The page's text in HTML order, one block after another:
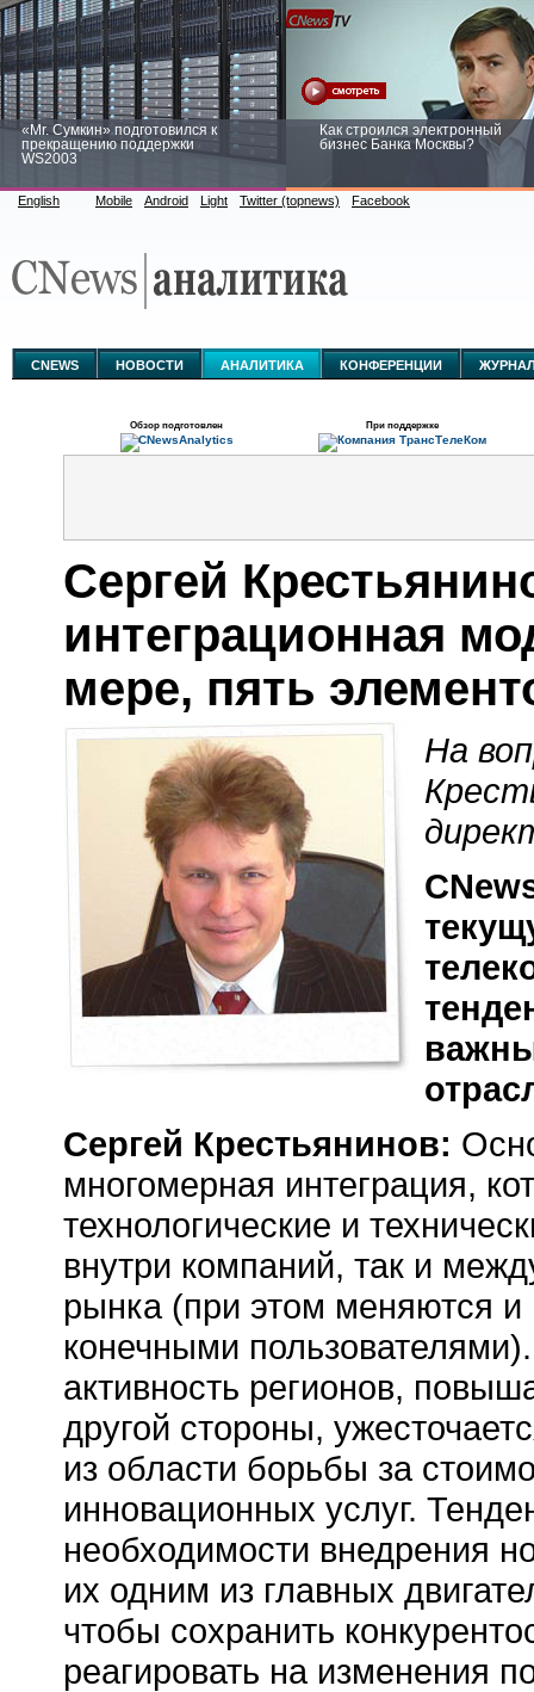
«Mr. Сумкин» подготовился к
прекращению поддержки
WS2003
Как строился электронный
бизнес Банка Москвы?
аналитике
English Mobile Android Light Twitter (topnews) Facebook
CNEWS НОВОСТИ АНАЛИТИКА КОНФЕРЕНЦИИ
Обзор подготовлен При поддержке
Сергей
интеграционная
мере, пять
На
Сергей Крестьянинов:
многомерная интеграция,
технологические и
внутри компаний, так и
рынка (при этом меняются и
конечными
активность регионов,
другой стороны,
из области борьбы за
инновационных услуг.
необходимости внедрения
их одним из главных
чтобы сохранить
реагировать на изменения